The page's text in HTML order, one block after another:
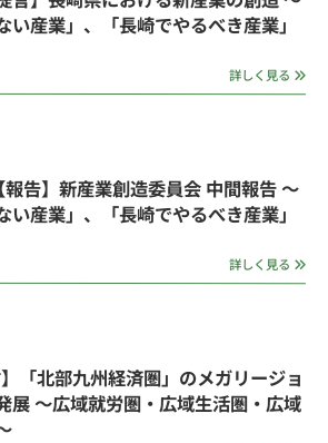
い産業」、「長崎でやるべき産業」
詳しく見る
告】新産業創造委員会 中間報告 ～
い産業」、「長崎でやるべき産業」
詳しく見る
「北部九州経済圏」のメガリージョ
展 ～広域就労圏・広域生活圏・広域